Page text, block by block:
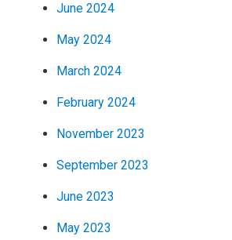
June 2024
May 2024
March 2024
February 2024
November 2023
September 2023
June 2023
May 2023